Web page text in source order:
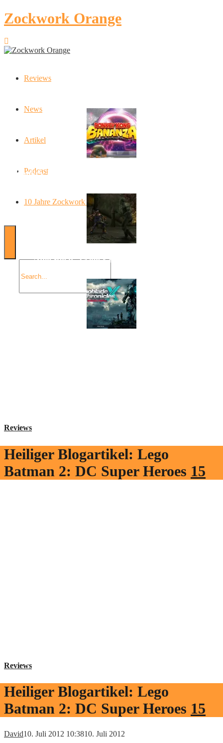
Zockwork Orange
Reviews
News
Artikel
Podcast
10 Jahre Zockwork Orange
Donkey Kong Bananza: “Ich mache alles kaputt!”
Angespielt: Legacy of Kain: Soul Reaver
Reviews
Heiliger Blogartikel: Lego
Batman 2: DC Super Heroes 15
Reviews
Heiliger Blogartikel: Lego
Batman 2: DC Super Heroes 15
David10. Juli 2012 10:3810. Juli 2012